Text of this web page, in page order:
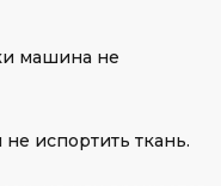
машина не
испортить ткань.